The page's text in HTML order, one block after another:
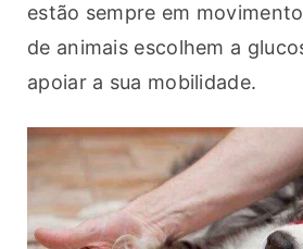
estão sempre em
de animais escolhem a
apoiar a sua mobilidade.